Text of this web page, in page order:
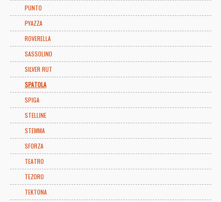
PUNTO
PYAZZA
ROVERELLA
SASSOLINO
SILVER RUT
SPATOLA
SPIGA
STELLINE
STEMMA
SFORZA
TEATRO
TEZORO
TEKTONA